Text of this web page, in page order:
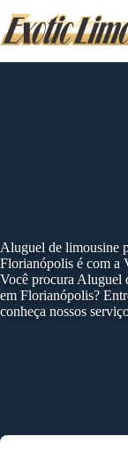
to
content
Aluguel de limousine
Florianópolis é com a
Você procura Aluguel
em Florianópolis?
conheça nossos